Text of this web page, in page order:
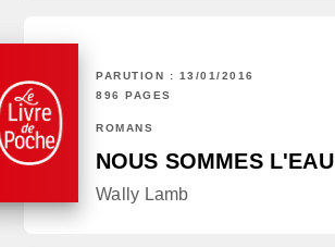
PARUTION : 13/01/2016
896 PAGES
ROMANS
NOUS SOMMES L'EAU
Wally Lamb